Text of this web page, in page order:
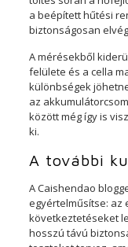
a beépített hűtési
biztonságosan
A mérésekből
felülete és a cella
különbségek
az
között még így is
ki.
A további
A Caishendao
egyértelműsítse: az
következtetéseket
hosszú távú